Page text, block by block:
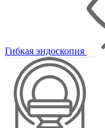
Гибкая эндоскопия